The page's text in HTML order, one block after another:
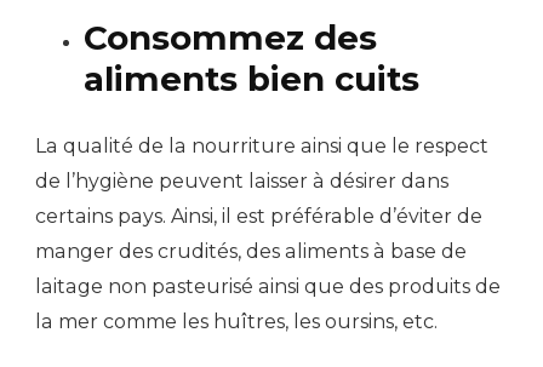
Consommez des
aliments bien cuits
La qualité de la nourriture ainsi que le respect
de l’hygiène peuvent laisser à désirer dans
certains pays. Ainsi, il est préférable d’éviter de
manger des crudités, des aliments à base de
laitage non pasteurisé ainsi que des produits de
la mer comme les huîtres, les oursins, etc.